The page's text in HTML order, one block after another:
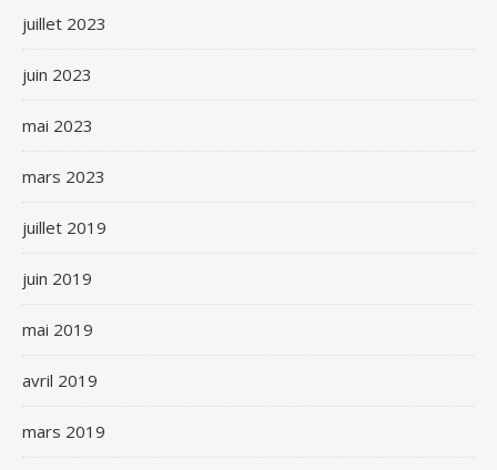
juillet 2023
juin 2023
mai 2023
mars 2023
juillet 2019
juin 2019
mai 2019
avril 2019
mars 2019